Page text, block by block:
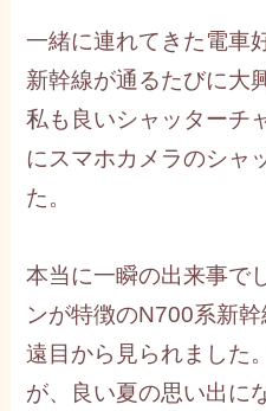
一緒に連れてきた電車
新幹線が通るたびに大
私も良いシャッターチ
にスマホカメラのシャ
た。
本当に一瞬の出来事で
ンが特徴のN700系新
遠目から見られました
が、良い夏の思い出に